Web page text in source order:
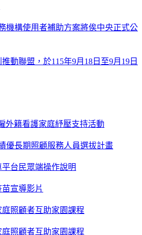
機構使用者補助方案將俟中央正式公
動聯盟，於115年9月18日至9月19日
外籍看護家庭紓壓支持活動
優長期照顧服務人員選拔計畫
台民眾端操作說明
宣導影片
庭照顧者互助家園課程
庭照顧者互助家園課程